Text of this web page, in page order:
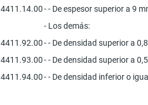
4411.14.00- - De espesor superior a 9
- Los demás:
4411.92.00- - De densidad superior a
4411.93.00- - De densidad superior a
4411.94.00- - De densidad inferior o